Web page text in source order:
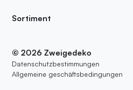
Sortiment
© 2026 Zweigedeko
Datenschutzbestimmungen
Allgemeine geschäftsbedingungen